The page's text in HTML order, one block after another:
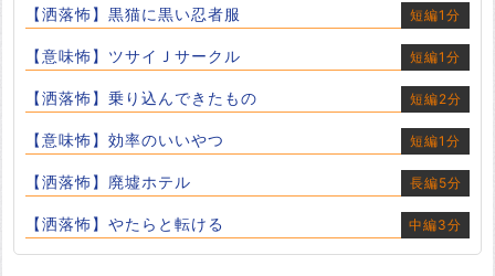
【洒落怖】黒猫に黒い忍者服 短編1分
【意味怖】ツサイＪサークル 短編1分
【洒落怖】乗り込んできたもの 短編2分
【意味怖】効率のいいやつ 短編1分
【洒落怖】廃墟ホテル 長編5分
【洒落怖】やたらと転ける 中編3分